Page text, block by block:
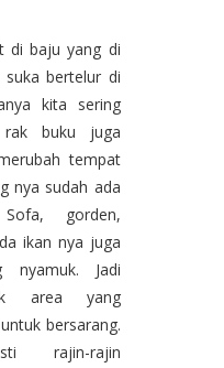
di baju yang di
bertelur di
kita sering
buku juga
tempat
nya sudah ada
gorden,
ikan nya juga
nyamuk. Jadi
area yang
bersarang.
rajin-rajin